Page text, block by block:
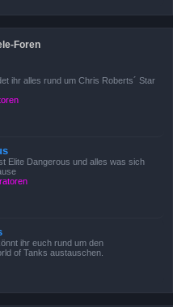
Foren
ihr alles rund um Chris Roberts´ Star
Elite Dangerous und alles was sich
ihr euch rund um den
of Tanks austauschen.